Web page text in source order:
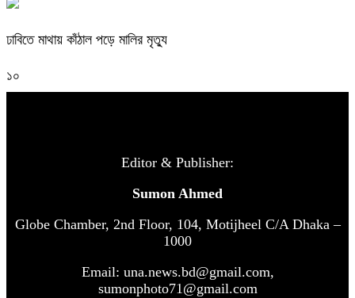
ঢাবিতে মাথায় কাঁঠাল পড়ে মালির মৃত্যু
১০
Editor & Publisher:
Sumon Ahmed
Globe Chamber, 2nd Floor, 104, Motijheel C/A Dhaka –
1000
Email: una.news.bd@gmail.com,
sumonphoto71@gmail.com